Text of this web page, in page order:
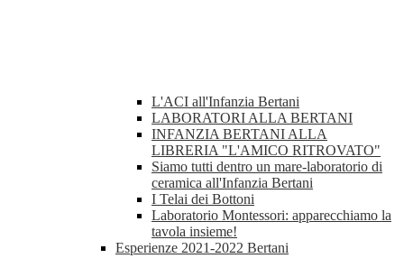
L'ACI all'Infanzia Bertani
LABORATORI ALLA BERTANI
INFANZIA BERTANI ALLA
LIBRERIA "L'AMICO RITROVATO"
Siamo tutti dentro un mare-laboratorio di
ceramica all'Infanzia Bertani
I Telai dei Bottoni
Laboratorio Montessori: apparecchiamo la
tavola insieme!
Esperienze 2021-2022 Bertani